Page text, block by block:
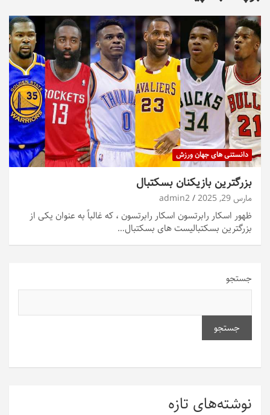
دانستنی های جهان ورزش
بزرگترین بازیکنان بسکتبال
مارس 29, 2025 admin2
ظهور اسکار رابرتسون اسکار رابرتسون ، که غالباً به عنوان یکی از
بزرگترین بسکتبالیست های بسکتبال…
جستجو
جستجو
نوشته‌های تازه